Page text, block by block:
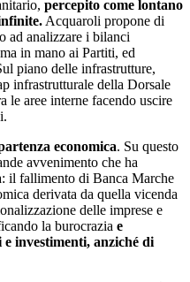
stesso Ceriscioli, che lo
per le regionali. Dopo mesi di
visto la coalizione di Csx
di Ancona), Longhi (ex
Marche) e dello stesso
percorso del Governatore
scuola fino alla politica, a
nel ’94 e poi come
e ai servizi pubblici dal 2005
2010, e viene riconfermato
2013 è presidente di
Marche, anche qui